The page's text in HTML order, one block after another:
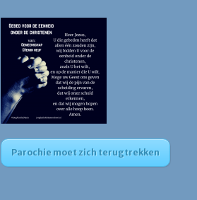
Parochie moet zich terugtrekken